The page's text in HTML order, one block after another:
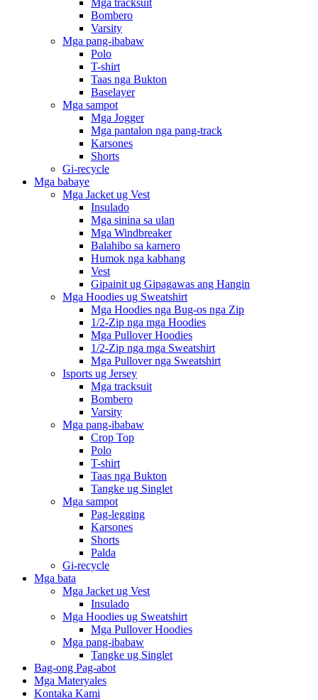
Mga tracksuit
Bombero
Varsity
Mga pang-ibabaw
Polo
T-shirt
Taas nga Bukton
Baselayer
Mga sampot
Mga Jogger
Mga pantalon nga pang-track
Karsones
Shorts
Gi-recycle
Mga babaye
Mga Jacket ug Vest
Insulado
Mga sinina sa ulan
Mga Windbreaker
Balahibo sa karnero
Humok nga kabhang
Vest
Gipainit ug Gipagawas ang Hangin
Mga Hoodies ug Sweatshirt
Mga Hoodies nga Bug-os nga Zip
1/2-Zip nga mga Hoodies
Mga Pullover Hoodies
1/2-Zip nga mga Sweatshirt
Mga Pullover nga Sweatshirt
Isports ug Jersey
Mga tracksuit
Bombero
Varsity
Mga pang-ibabaw
Crop Top
Polo
T-shirt
Taas nga Bukton
Tangke ug Singlet
Mga sampot
Pag-legging
Karsones
Shorts
Palda
Gi-recycle
Mga bata
Mga Jacket ug Vest
Insulado
Mga Hoodies ug Sweatshirt
Mga Pullover Hoodies
Mga pang-ibabaw
Tangke ug Singlet
Bag-ong Pag-abot
Mga Materyales
Kontaka Kami